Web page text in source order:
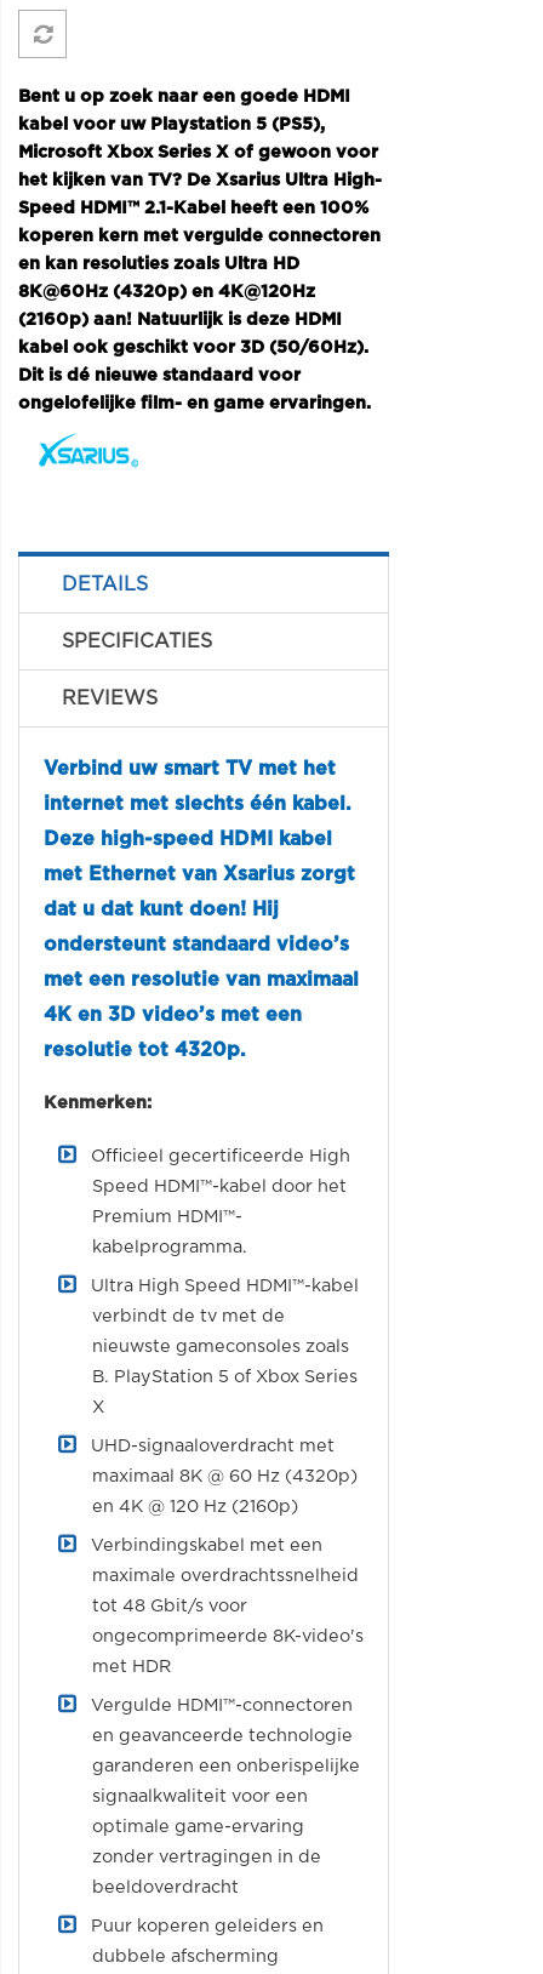
Bent u op zoek naar een goede HDMI
kabel voor uw Playstation 5 (PS5),
Microsoft Xbox Series X of gewoon voor
het kijken van TV? De Xsarius Ultra High-
Speed HDMI™ 2.1-Kabel heeft een 100%
koperen kern met vergulde connectoren
en kan resoluties zoals Ultra HD
8K@60Hz (4320p) en 4K@120Hz
(2160p) aan! Natuurlijk is deze HDMI
kabel ook geschikt voor 3D (50/60Hz).
Dit is dé nieuwe standaard voor
ongelofelijke film- en game ervaringen.
DETAILS
SPECIFICATIES
REVIEWS
Verbind uw smart TV met het
internet met slechts één kabel.
Deze high-speed HDMI kabel
met Ethernet van Xsarius zorgt
dat u dat kunt doen! Hij
ondersteunt standaard video’s
met een resolutie van maximaal
4K en 3D video’s met een
resolutie tot 4320p.
Kenmerken:
Officieel gecertificeerde High
Speed ​​HDMI™-kabel door het
Premium HDMI™-
kabelprogramma.
Ultra High Speed ​​​​HDMI™-kabel
verbindt de tv met de
nieuwste gameconsoles zoals
B. PlayStation 5 of Xbox Series
X
UHD-signaaloverdracht met
maximaal 8K @ 60 Hz (4320p)
en 4K @ 120 Hz (2160p)
Verbindingskabel met een
maximale overdrachtssnelheid
tot 48 Gbit/s voor
ongecomprimeerde 8K-video's
met HDR
Vergulde HDMI™-connectoren
en geavanceerde technologie
garanderen een onberispelijke
signaalkwaliteit voor een
optimale game-ervaring
zonder vertragingen in de
beeldoverdracht
Puur koperen geleiders en
dubbele afscherming